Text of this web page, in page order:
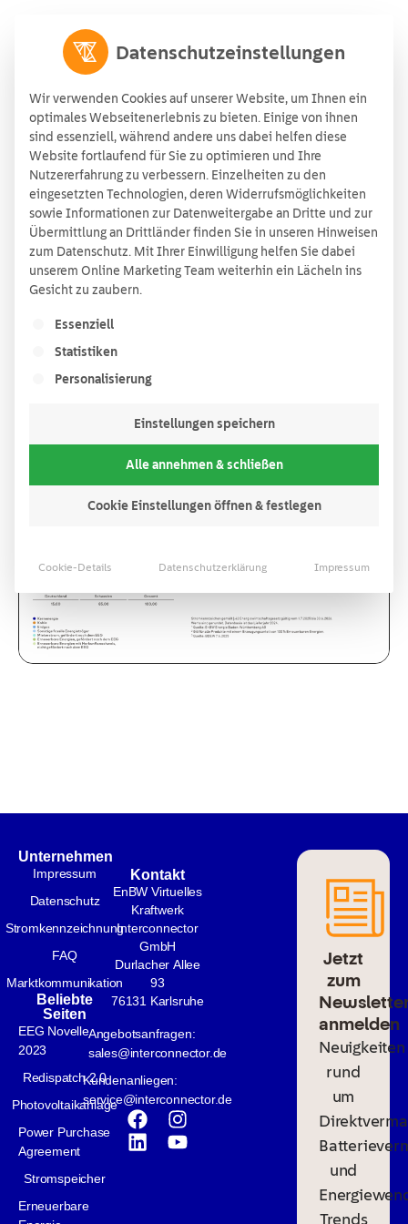
Interconnector
Stromkennzeichnung
In Deutschland ist es verpflichtend, seinen Kunden
aufzuzeigen, wie sich der von ihnen verwendete
Strom zusammensetzt. Erfahren Sie, aus welchen
Quellen der Interconnector Strom stammt – mit der
transparenten Stromkennzeichnung. Unsere
aktuelle Stromkennzeichnung gültig vom 1.07.2025
Unternehmen
Impressum
Datenschutz
Stromkennzeichnung
FAQ
Marktkommunikation
Beliebte
Seiten
EEG Novelle
2023
Redispatch 2.0
Photovoltaikanlage
Power Purchase
Agreement
Stromspeicher
Erneuerbare
Kontakt
EnBW Virtuelles
Kraftwerk
Interconnector
GmbH
Durlacher Allee
93
76131 Karlsruhe
Angebotsanfragen:
sales@interconnector.de
Kundenanliegen:
service@interconnector.de
Jetzt
zum
anmelden
Neuigkeiten
rund
um
und
Trends
Datenschutzeinstellungen
Wir verwenden Cookies auf unserer Website, um Ihnen ein
optimales Webseitenerlebnis zu bieten. Einige von ihnen
sind essenziell, während andere uns dabei helfen diese
Website fortlaufend für Sie zu optimieren und Ihre
Nutzererfahrung zu verbessern. Einzelheiten zu den
eingesetzten Technologien, deren Widerrufsmöglichkeiten
sowie Informationen zur Datenweitergabe an Dritte und zur
Übermittlung an Drittländer finden Sie in unseren Hinweisen
zum Datenschutz. Mit Ihrer Einwilligung helfen Sie dabei
unserem Online Marketing Team weiterhin ein Lächeln ins
Gesicht zu zaubern.
Es folgt eine Liste der Service-Gruppen, für die
Essenziell
Statistiken
Personalisierung
Einstellungen speichern
Alle annehmen & schließen
Cookie Einstellungen öffnen & festlegen
Cookie-Details Datenschutzerklärung Impressum